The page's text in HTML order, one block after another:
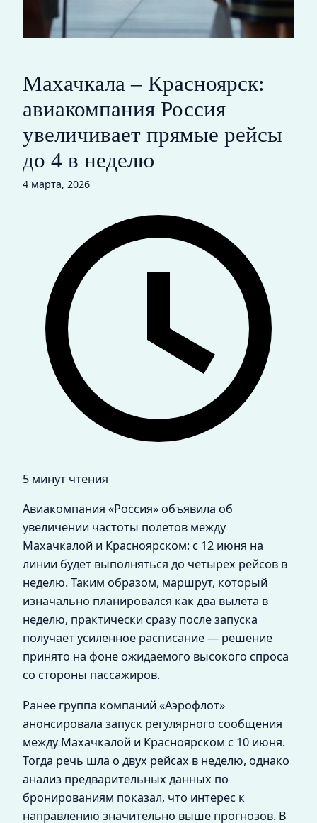
Махачкала – Красноярск:
авиакомпания Россия
увеличивает прямые рейсы
до 4 в неделю
4 марта, 2026
5 минут чтения
Авиакомпания «Россия» объявила об
увеличении частоты полетов между
Махачкалой и Красноярском: с 12 июня на
линии будет выполняться до четырех рейсов в
неделю. Таким образом, маршрут, который
изначально планировался как два вылета в
неделю, практически сразу после запуска
получает усиленное расписание — решение
принято на фоне ожидаемого высокого спроса
со стороны пассажиров.
Ранее группа компаний «Аэрофлот»
анонсировала запуск регулярного сообщения
между Махачкалой и Красноярском с 10 июня.
Тогда речь шла о двух рейсах в неделю, однако
анализ предварительных данных по
бронированиям показал, что интерес к
направлению значительно выше прогнозов. В